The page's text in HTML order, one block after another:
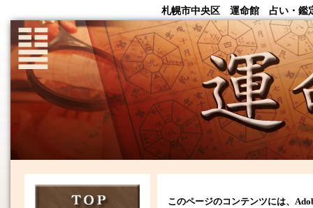
札幌市中央区 運命館 占い・鑑
このページのコンテンツには、